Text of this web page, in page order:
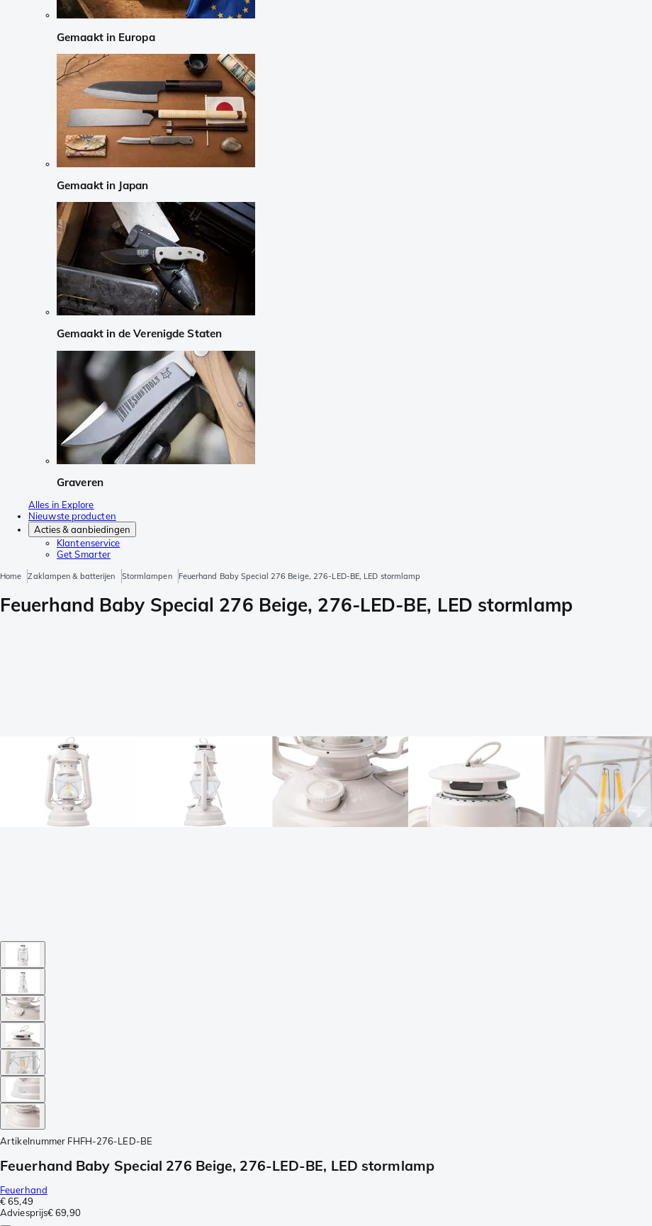
Gemaakt in Europa
Gemaakt in Japan
Gemaakt in de Verenigde Staten
Graveren
Alles in Explore
Nieuwste producten
Acties & aanbiedingen
Klantenservice
Get Smarter
Home Zaklampen & batterijen Stormlampen Feuerhand Baby Special 276 Beige, 276-LED-BE, LED stormlamp
Feuerhand Baby Special 276 Beige, 276-LED-BE, LED stormlamp
Artikelnummer FHFH-276-LED-BE
Feuerhand Baby Special 276 Beige, 276-LED-BE, LED stormlamp
Feuerhand
€ 65,49
Adviesprijs€ 69,90